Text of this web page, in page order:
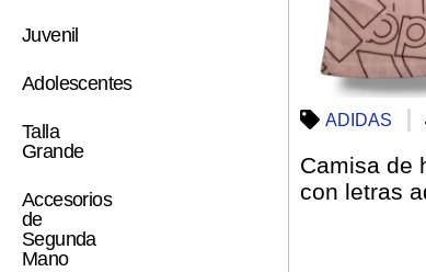
Juvenil
Adolescentes
Talla
Grande
Accesorios
de
Segunda
Mano
ADIDAS
Camisa de
con letras